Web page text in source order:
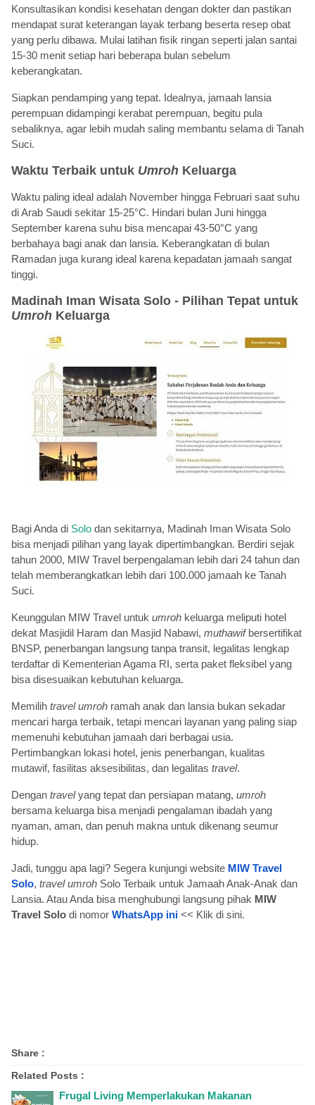
Konsultasikan kondisi kesehatan dengan dokter dan pastikan
mendapat surat keterangan layak terbang beserta resep obat
yang perlu dibawa. Mulai latihan fisik ringan seperti jalan santai
15-30 menit setiap hari beberapa bulan sebelum
keberangkatan.
Siapkan pendamping yang tepat. Idealnya, jamaah lansia
perempuan didampingi kerabat perempuan, begitu pula
sebaliknya, agar lebih mudah saling membantu selama di Tanah
Suci.
Waktu Terbaik untuk Umroh Keluarga
Waktu paling ideal adalah November hingga Februari saat suhu
di Arab Saudi sekitar 15-25°C. Hindari bulan Juni hingga
September karena suhu bisa mencapai 43-50°C yang
berbahaya bagi anak dan lansia. Keberangkatan di bulan
Ramadan juga kurang ideal karena kepadatan jamaah sangat
tinggi.
Madinah Iman Wisata Solo - Pilihan Tepat untuk
Umroh Keluarga
Bagi Anda di Solo dan sekitarnya, Madinah Iman Wisata Solo
bisa menjadi pilihan yang layak dipertimbangkan. Berdiri sejak
tahun 2000, MIW Travel berpengalaman lebih dari 24 tahun dan
telah memberangkatkan lebih dari 100.000 jamaah ke Tanah
Suci.
Keunggulan MIW Travel untuk umroh keluarga meliputi hotel
dekat Masjidil Haram dan Masjid Nabawi, muthawifbersertifikat
BNSP, penerbangan langsung tanpa transit, legalitas lengkap
terdaftar di Kementerian Agama RI, serta paket fleksibel yang
bisa disesuaikan kebutuhan keluarga.
Memilih travel umroh ramah anak dan lansia bukan sekadar
mencari harga terbaik, tetapi mencari layanan yang paling siap
memenuhi kebutuhan jamaah dari berbagai usia.
Pertimbangkan lokasi hotel, jenis penerbangan, kualitas
mutawif, fasilitas aksesibilitas, dan legalitas travel.
Dengan travelyang tepat dan persiapan matang, umroh
bersama keluarga bisa menjadi pengalaman ibadah yang
nyaman, aman, dan penuh makna untuk dikenang seumur
hidup.
Jadi, tunggu apa lagi? Segera kunjungi website MIW Travel
Solo, travel umroh Solo Terbaik untuk Jamaah Anak-Anak dan
Lansia. Atau Anda bisa menghubungi langsung pihak MIW
Travel Solo di nomor WhatsApp ini << Klik di sini.
Share :
Related Posts :
Frugal Living Memperlakukan Makanan